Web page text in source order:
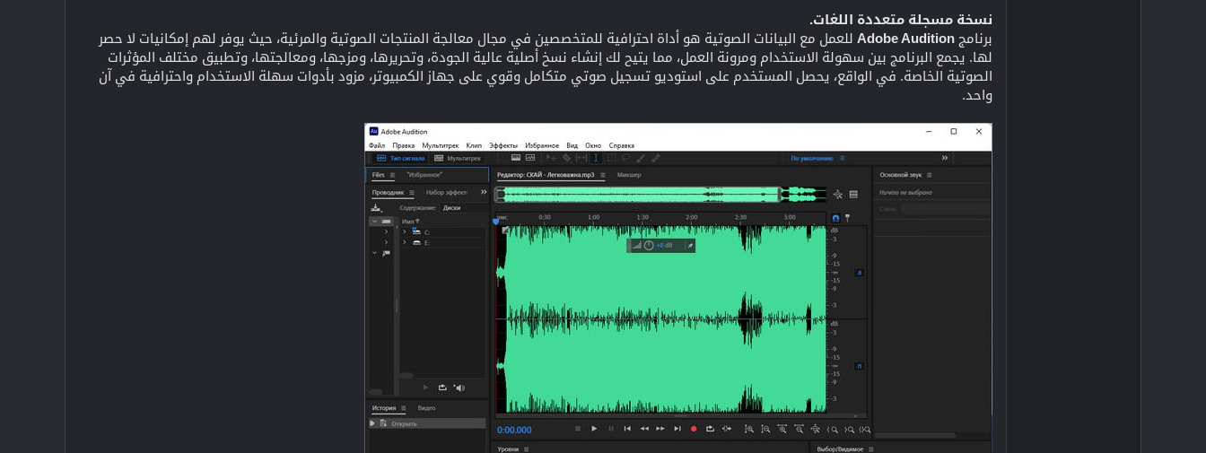
نسخة مسجلة متعددة اللغات.
برنامج Adobe Audition للعمل مع البيانات الصوتية هو أداة احترافية للمتخصصين في مجال معالجة المنتجات الصوتية والمرئية، حيث يوفر لهم إمكانيات لا حصر
لها. يجمع البرنامج بين سهولة الاستخدام ومرونة العمل، مما يتيح لك إنشاء نسخ أصلية عالية الجودة، وتحريرها، ومزجها، ومعالجتها، وتطبيق مختلف المؤثرات
الصوتية الخاصة. في الواقع، يحصل المستخدم على استوديو تسجيل صوتي متكامل وقوي على جهاز الكمبيوتر، مزود بأدوات سهلة الاستخدام واحترافية في آن
واحد.